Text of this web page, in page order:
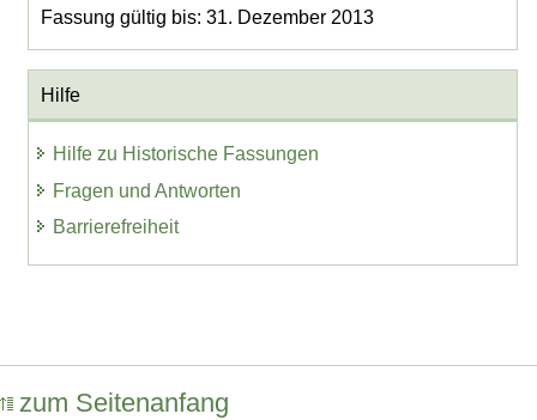
Fassung gültig bis: 31. Dezember 2013
Hilfe
Hilfe zu Historische Fassungen
Fragen und Antworten
Barrierefreiheit
zum Seitenanfang